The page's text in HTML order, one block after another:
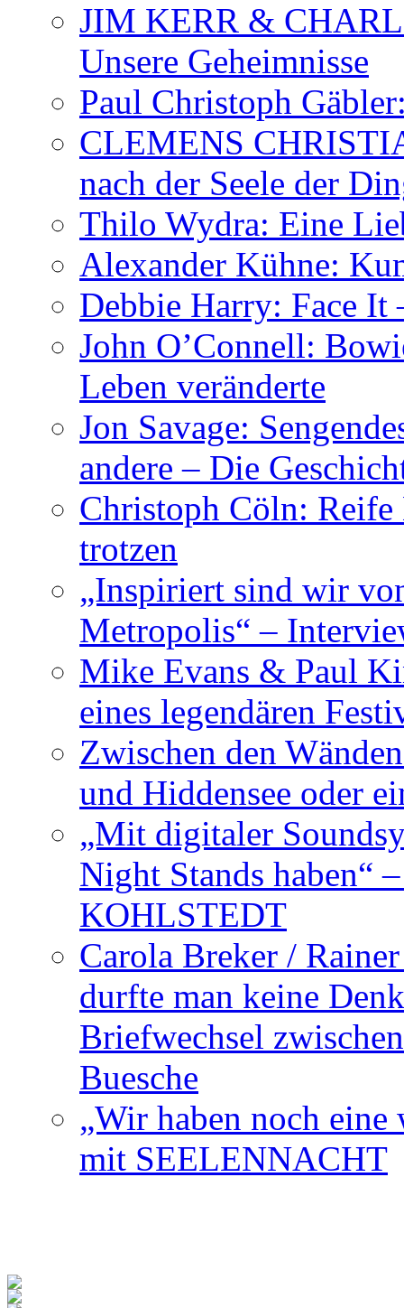
JIM KERR &
Unsere Geheimnisse
Paul Christoph
CLEMENS
nach der Seele der
Thilo Wydra: Eine
Alexander Kühne:
Debbie Harry: Face
John O’Connell:
Leben veränderte
Jon Savage:
andere – Die
Christoph Cöln:
trotzen
„Inspiriert sind wir
Metropolis“ –
Mike Evans & Paul
eines legendären
Zwischen den
und Hiddensee oder
„Mit digitaler
Night Stands haben“
KOHLSTEDT
Carola Breker /
durfte man keine
Briefwechsel
Buesche
„Wir haben noch
mit SEELENNACHT